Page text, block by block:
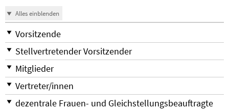
Alles einblenden
Vorsitzende
Stellvertretender Vorsitzender
Mitglieder
Vertreter/innen
dezentrale Frauen- und Gleichstellungsbeauftragte